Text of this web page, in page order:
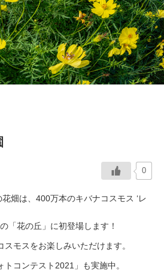
0
畑は、400万本のキバナコスモス ‘レ
「花の丘」に初登場します！
モスをお楽しみいただけます。
コンテスト2021」も実施中。